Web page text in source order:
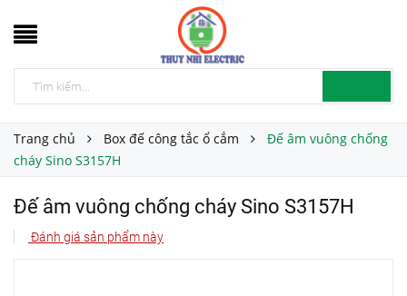
Trang chủ Box đế công tắc ổ cắm
Đế âm vuông chống
cháy Sino S3157H
Đế âm vuông chống cháy Sino S3157H
Đánh giá sản phẩm này